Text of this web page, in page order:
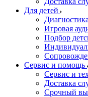
Для детей
Игровая
Подбор
Сервис и помощь
Сервис и
Доставка
Срочный